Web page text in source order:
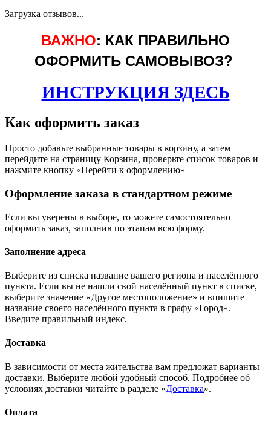
Загрузка отзывов...
ВАЖНО: КАК ПРАВИЛЬНО
ОФОРМИТЬ САМОВЫВОЗ?
ИНСТРУКЦИЯ ЗДЕСЬ
Как оформить заказ
Просто добавьте выбранные товары в корзину, а затем
перейдите на страницу Корзина, проверьте список товаров и
нажмите кнопку «Перейти к оформлению»
Оформление заказа в стандартном режиме
Если вы уверены в выборе, то можете самостоятельно
оформить заказ, заполнив по этапам всю форму.
Заполнение адреса
Выберите из списка название вашего региона и населённого
пункта. Если вы не нашли свой населённый пункт в списке,
выберите значение «Другое местоположение» и впишите
название своего населённого пункта в графу «Город».
Введите правильный индекс.
Доставка
В зависимости от места жительства вам предложат варианты
доставки. Выберите любой удобный способ. Подробнее об
условиях доставки читайте в разделе «Доставка».
Оплата